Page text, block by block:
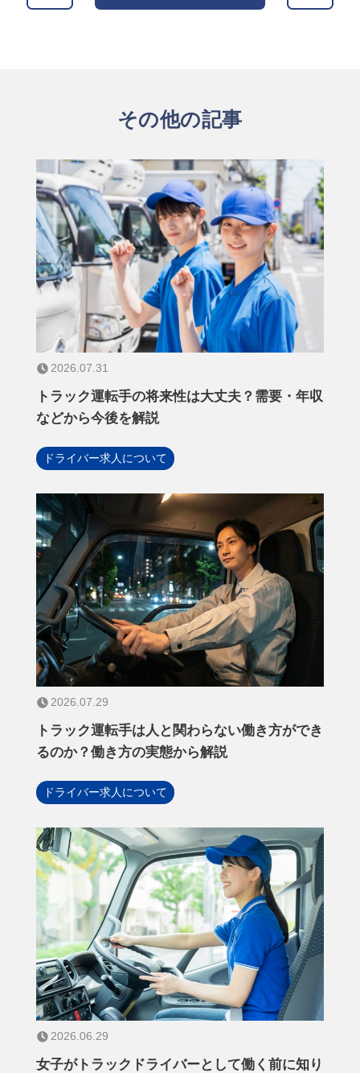
その他の記事
2026.07.31
トラック運転手の将来性は大丈夫？需要・年収
などから今後を解説
ドライバー求人について
2026.07.29
トラック運転手は人と関わらない働き方ができ
るのか？働き方の実態から解説
ドライバー求人について
2026.06.29
女子がトラックドライバーとして働く前に知り